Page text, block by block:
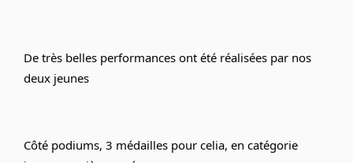
De très belles performances ont été réalisées par nos
deux jeunes
Côté podiums, 3 médailles pour celia, en catégorie